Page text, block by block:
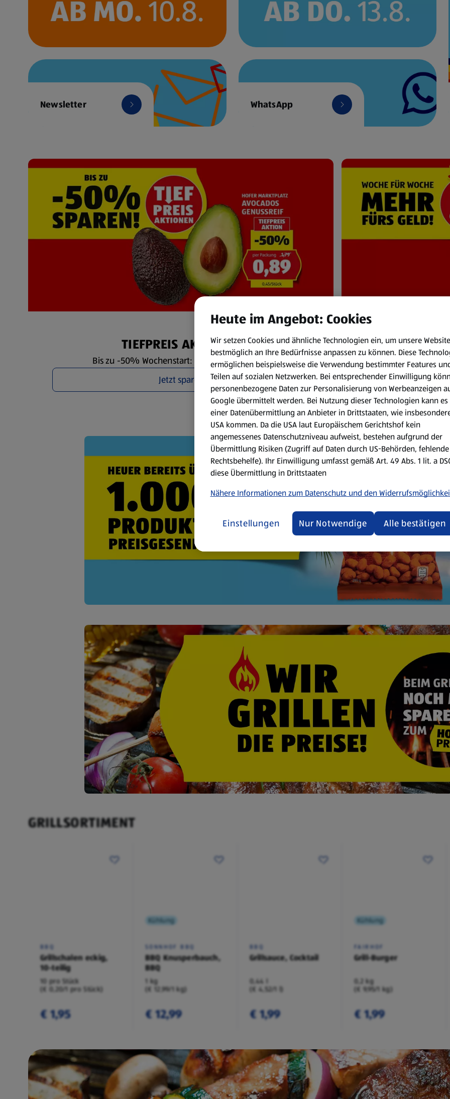
Newsletter WhatsApp
TIEFPREIS AKTIONEN
Bis zu -50% Wochenstart: Mo. 3.8. bis Do. 6.8.
Jetzt sparen
HOFER
Immer zum
GRILLSORTIMENT
BBQ
Grillschalen eckig,
10-teilig
10 pro Stück
(€ 0,20/1 pro Stück)
€ 1,95
Kühlung
SONNHOF BBQ
BBQ Knusperbauch,
BBQ
1 kg
(€ 12,99/1 kg)
€ 12,99
BBQ
Grillsauce, Cocktail
0,44 l
(€ 4,52/1 l)
€ 1,99
Kühlung
FAIRHOF
Grill-Burger
0,2 kg
(€ 9,95/1 kg)
€ 1,99
Heute im Angebot: Cookies
Wir setzen Cookies und ähnliche Technologien ein, um unsere Website
bestmöglich an Ihre Bedürfnisse anpassen zu können. Diese
ermöglichen beispielsweise die Verwendung bestimmter Features
Teilen auf sozialen Netzwerken. Bei entsprechender Einwilligung
personenbezogene Daten zur Personalisierung von Werbeanzeigen
Google übermittelt werden. Bei Nutzung dieser Technologien kann es
einer Datenübermittlung an Anbieter in Drittstaaten, wie
USA kommen. Da die USA laut Europäischem Gerichtshof kein
angemessenes Datenschutzniveau aufweist, bestehen aufgrund der
Übermittlung Risiken (Zugriff auf Daten durch US-Behörden, fehlende
Rechtsbehelfe). Ihr Einwilligung umfasst gemäß Art. 49 Abs. 1 lit. a
diese Übermittlung in Drittstaaten
Nähere Informationen zum Datenschutz und den
Einstellungen Nur Notwendige Alle bestätigen